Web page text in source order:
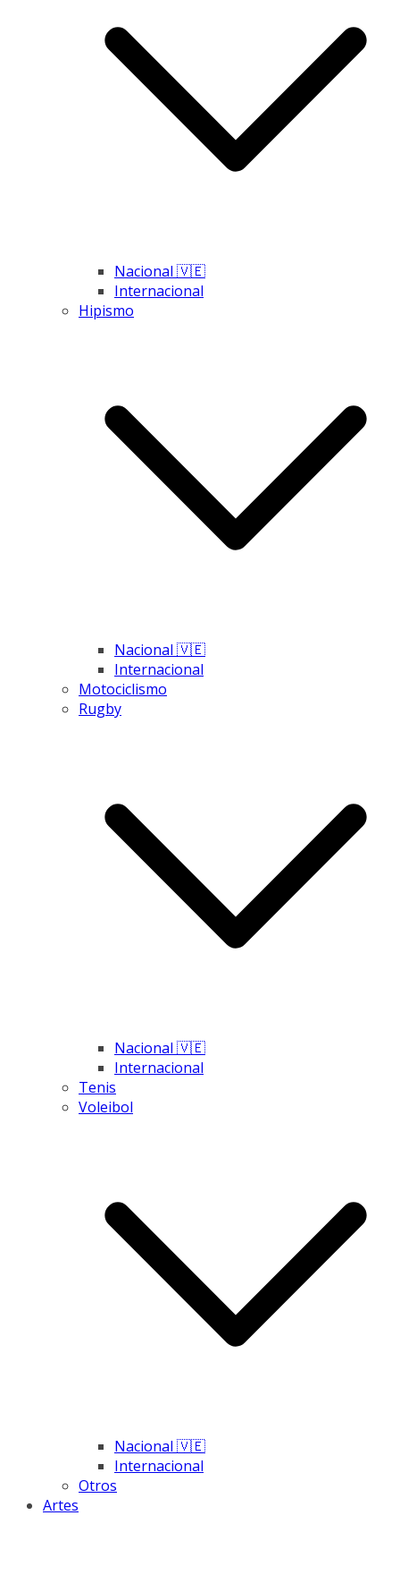
Nacional 🇻🇪
Internacional
Hipismo
Nacional 🇻🇪
Internacional
Motociclismo
Rugby
Nacional 🇻🇪
Internacional
Tenis
Voleibol
Nacional 🇻🇪
Internacional
Otros
Artes